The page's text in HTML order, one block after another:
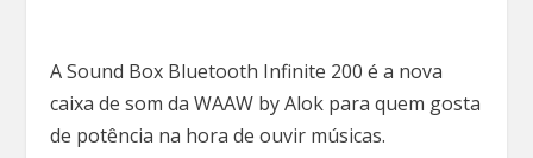
A Sound Box Bluetooth Infinite 200 é a nova
caixa de som da WAAW by Alok para quem gosta
de potência na hora de ouvir músicas.